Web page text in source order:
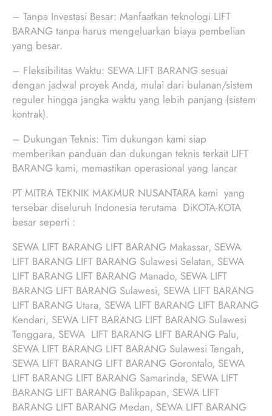
– Tanpa Investasi Besar: Manfaatkan teknologi LIFT
BARANG tanpa harus mengeluarkan biaya pembelian
yang besar.
– Fleksibilitas Waktu: SEWA LIFT BARANG sesuai
dengan jadwal proyek Anda, mulai dari bulanan/sistem
reguler hingga jangka waktu yang lebih panjang (sistem
kontrak).
– Dukungan Teknis: Tim dukungan kami siap
memberikan panduan dan dukungan teknis terkait LIFT
BARANG kami, memastikan operasional yang lancar
PT MITRA TEKNIK MAKMUR NUSANTARA kami yang
tersebar diseluruh Indonesia terutama DiKOTA-KOTA
besar seperti :
SEWA LIFT BARANG LIFT BARANG Makassar, SEWA
LIFT BARANG LIFT BARANG Sulawesi Selatan, SEWA
LIFT BARANG LIFT BARANG Manado, SEWA LIFT
BARANG LIFT BARANG Sulawesi, SEWA LIFT BARANG
LIFT BARANG Utara, SEWA LIFT BARANG LIFT BARANG
Kendari, SEWA LIFT BARANG LIFT BARANG Sulawesi
Tenggara, SEWA LIFT BARANG LIFT BARANG Palu,
SEWA LIFT BARANG LIFT BARANG Sulawesi Tengah,
SEWA LIFT BARANG LIFT BARANG Gorontalo, SEWA
LIFT BARANG LIFT BARANG Samarinda, SEWA LIFT
BARANG LIFT BARANG Balikpapan, SEWA LIFT
BARANG LIFT BARANG Medan, SEWA LIFT BARANG